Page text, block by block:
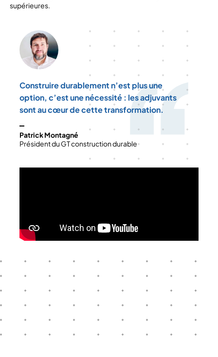
supérieures.
Construire durablement n’est plus une
option, c’est une nécessité : les adjuvants
sont au cœur de cette transformation.
Patrick Montagné
Président du GT construction durable